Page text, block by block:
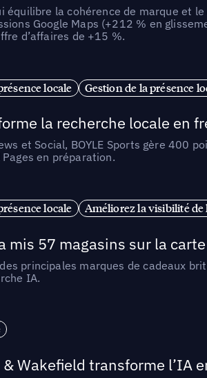
équilibre la cohérence de marque et
Google Maps (+212 % en
d’affaires de +15 %.
locale Gestion de la présence
la recherche locale en
et Social, BOYLE Sports gère 400
en préparation.
locale Améliorez la visibilité de
mis 57 magasins sur la
principales marques de cadeaux
IA.
Wakefield transforme l’IA